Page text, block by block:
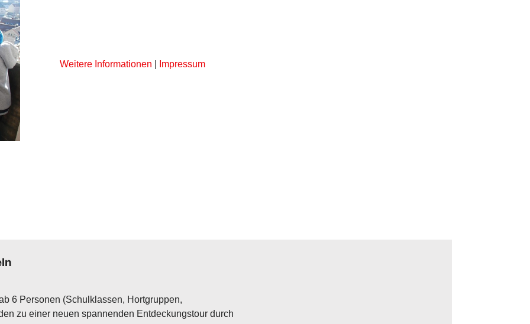
6 Personen (Schulklassen, Hortgruppen,
zu einer neuen spannenden Entdeckungstour durch
Weitere Informationen Impressum